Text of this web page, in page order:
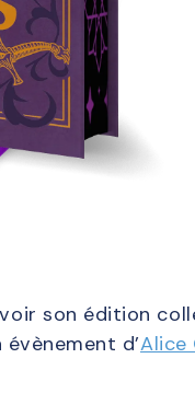
son édition
d’Alice